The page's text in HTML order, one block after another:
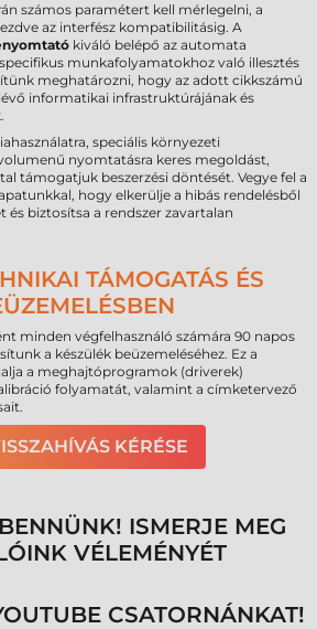
számos paramétert kell mérlegelni, a
az interfész kompatibilitásig. A
kiváló belépő az automata
munkafolyamatokhoz való illesztés
meghatározni, hogy az adott cikkszámú
informatikai infrastruktúrájának és
speciális környezeti
nyomtatásra keres megoldást,
támogatjuk beszerzési döntését. Vegye fel a
hogy elkerülje a hibás rendelésből
biztosítsa a rendszer zavartalan
TÁMOGATÁS ÉS
minden végfelhasználó számára 90 napos
a készülék beüzemeléséhez. Ez a
a meghajtóprogramok (driverek)
folyamatát, valamint a címketervező
KÉRÉSE
ISMERJE MEG
VÉLEMÉNYÉT
CSATORNÁNKAT!